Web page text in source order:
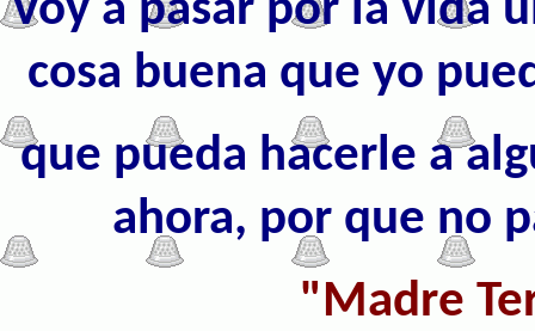
Voy a pasar por la vida
cosa buena que yo
que pueda hacerle a
ahora, por que no
"Madre